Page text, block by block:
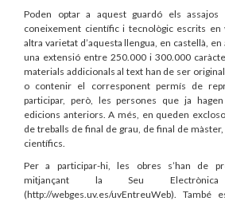
Poden optar a aquest guardó els
coneixement científic i tecnològic escrits en
altra varietat d’aquesta llengua, en castellà,
una extensió entre 250.000 i 300.000
materials addicionals al text han de ser
o contenir el corresponent permís de
participar, però, les persones que ja
edicions anteriors. A més, en queden
de treballs de final de grau, de final de
científics.
Per a participar-hi, les obres s’han de
mitjançant la Seu
(http://webges.uv.es/uvEntreuWeb).